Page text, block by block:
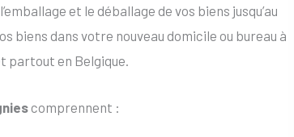
et le déballage de vos biens jusqu’au
biens dans votre nouveau domicile ou bureau à
partout en Belgique.
comprennent :